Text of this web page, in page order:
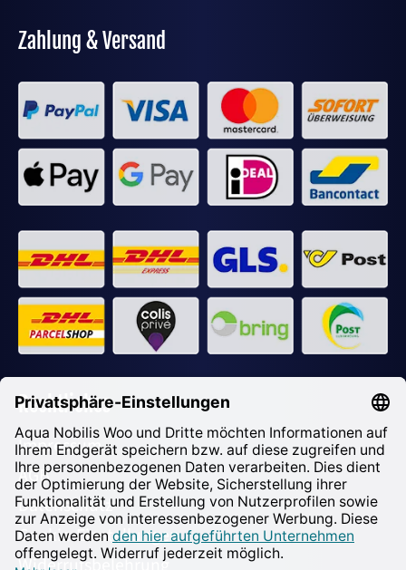
Zahlung & Versand
Rechtliches
Impressum
AGB
Datenschutz
Cookie-Einstellungen